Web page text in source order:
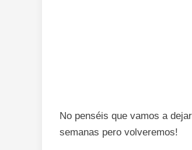
No penséis que vamos a
semanas pero volveremos!